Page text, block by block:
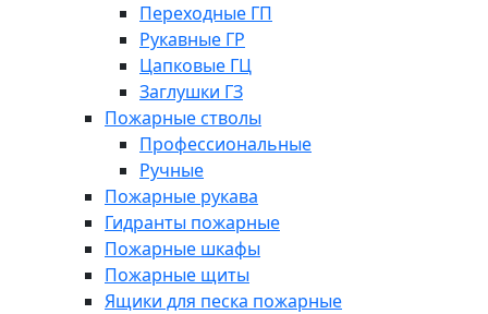
Переходные ГП
Рукавные ГР
Цапковые ГЦ
Заглушки ГЗ
Пожарные стволы
Профессиональные
Ручные
Пожарные рукава
Гидранты пожарные
Пожарные шкафы
Пожарные щиты
Ящики для песка пожарные